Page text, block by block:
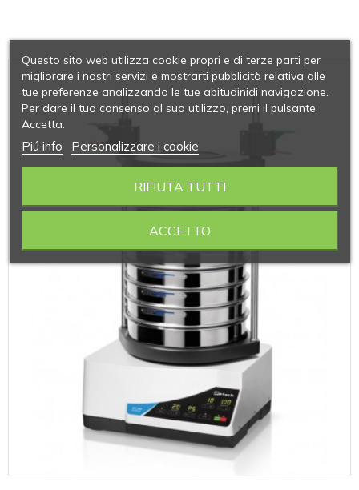
Questo sito web utilizza cookie propri e di terze parti per
migliorare i nostri servizi e mostrarti pubblicità relativa alle
tue preferenze analizzando le tue abitudinidi navigazione.
Per dare il tuo consenso al suo utilizzo, premi il pulsante
Accetta.
Piú info Personalizzare i cookie
RIFIUTA TUTTI
ACCETTO